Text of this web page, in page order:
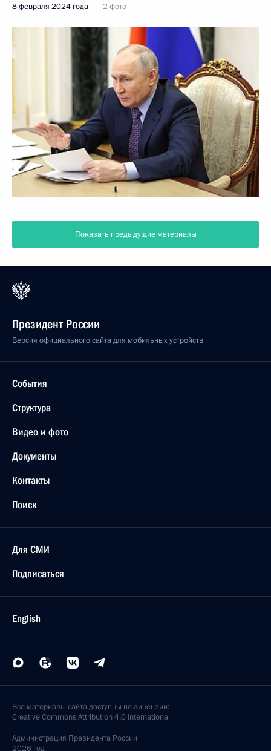
8 февраля 2024 года 2 фото
Показать предыдущие материалы
Президент России
Версия официального сайта для мобильных устройств
События
Структура
Видео и фото
Документы
Контакты
Поиск
Для СМИ
Подписаться
English
Все материалы сайта доступны по лицензии:
Creative Commons Attribution 4.0 International
Администрация Президента России
2026 год